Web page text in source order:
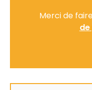
Merci de